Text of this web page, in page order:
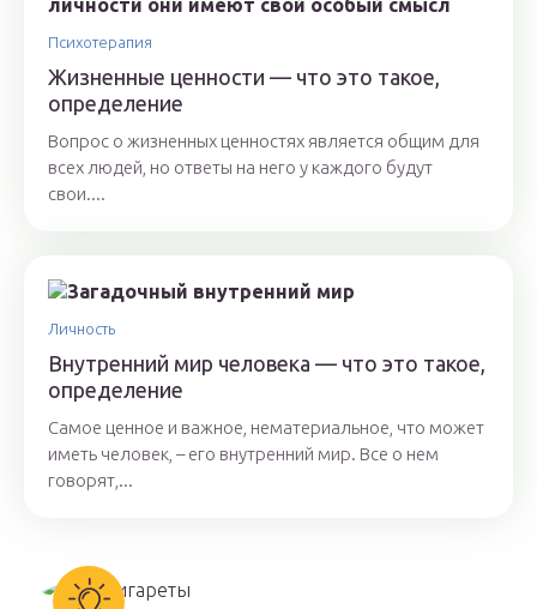
Психотерапия
Жизненные ценности — что это такое,
определение
Вопрос о жизненных ценностях является общим для
всех людей, но ответы на него у каждого будут
свои....
Личность
Внутренний мир человека — что это такое,
определение
Самое ценное и важное, нематериальное, что может
иметь человек, – его внутренний мир. Все о нем
говорят,...